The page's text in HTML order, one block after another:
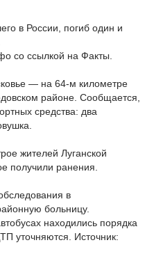
в России, погиб один и
со ссылкой на Факты.
— на 64-м километре
районе. Сообщается,
средства: два
жителей Луганской
получили ранения.
в
больницу.
находились порядка
уточняются. Источник: